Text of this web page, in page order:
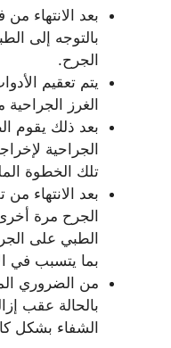
بعد الانتهاء
بالتوجه إلى
الجرح.
يتم تعقيم
الغرز
بعد ذلك يقوم
الجراحية
تلك الخطوة
بعد الانتهاء
الجرح مرة
الطبي على
بما يتسبب في
من الضروري
بالحالة عقب
الشفاء بشكل